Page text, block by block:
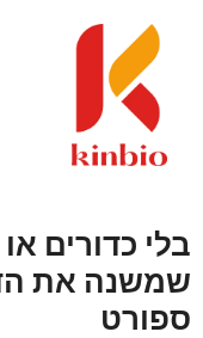
לתוכן
בלי כדורים
שמשנה את
ספורט